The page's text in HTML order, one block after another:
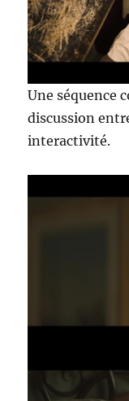
Une séquence
discussion
interactivité.